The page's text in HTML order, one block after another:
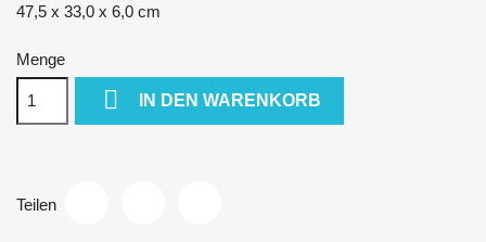
47,5 x 33,0 x 6,0 cm
Menge
 IN DEN WARENKORB
Teilen